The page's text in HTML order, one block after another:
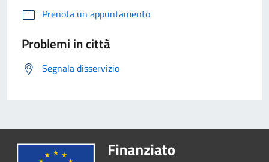
Prenota un appuntamento
Problemi in città
Segnala disservizio